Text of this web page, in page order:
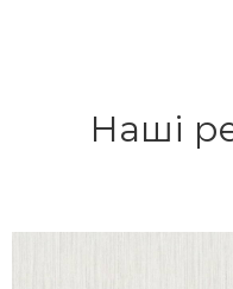
Наші